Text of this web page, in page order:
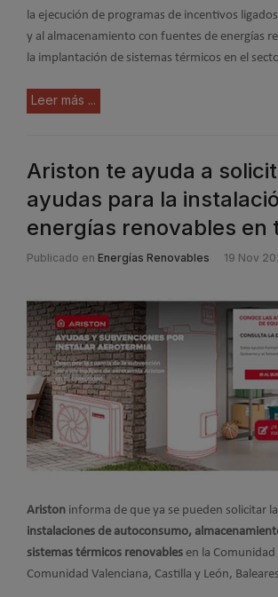
la ejecución de programas de incentivos
y al almacenamiento con fuentes de energías
la implantación de sistemas térmicos en el
Leer más ...
Ariston te ayuda a
ayudas para la
energías renovables en
Publicado en Energías Renovables 19 Nov
Ariston informa de que ya se pueden solicitar
instalaciones de autoconsumo,
sistemas térmicos renovables en la
Comunidad Valenciana, Castilla y León,